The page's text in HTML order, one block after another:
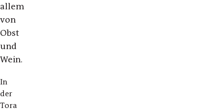
allem
von
Obst
und
Wein.
In
der
Tora